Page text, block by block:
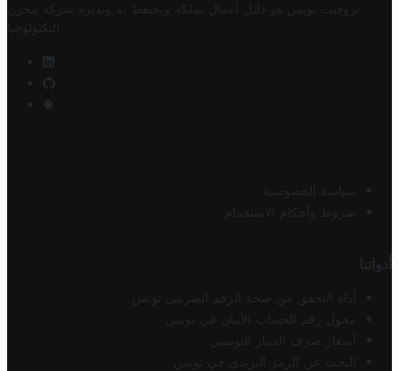
تروفيت تونس هو دليل أعمال تملكه وتحتفظ به وتديره
شركة مخزن
التكنولوجيا
سياسة الخصوصية
شروط وأحكام الاستخدام
أدواتنا
أداة التحقق من صحة الرقم الضريبي تونس
محول رقم الحساب الآيبان في تونس
أسعار صرف الدينار التونسي
البحث عن الرمز البريدي في تونس